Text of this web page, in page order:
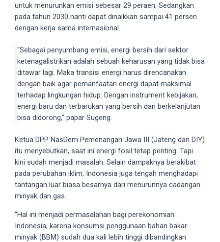
find
exclusive
porn
productions
ourselves.
around
categorized
sections
your
favorite
one:
untuk menurunkan emisi sebesar 29 peraen. Sedangkan
pada tahun 2030 nanti dapat dinaikkan sampai 41 persen
dengan kerja sama internasional.
“Sebagai penyumbang emisi, energi bersih dari sektor
ketenagalistrikan adalah sebuah keharusan yang tidak bisa
ditawar lagi. Maka transisi energi harus direncanakan
dengan baik agar pemanfaatan energi dapat maksimal
terhadap lingkungan hidup. Dengan instrument kebijakan,
energi baru dan terbarukan yang bersih dan berkelanjutan
bisa didorong,” papar Sugeng.
Ketua DPP NasDem Pemenangan Jawa III (Jateng dan DIY)
itu menyebutkan, saat ini energi fosil tetap penting. Tapi
kini sudah menjadi masalah. Selain dampaknya berakibat
pada perubahan iklim, Indonesia juga tengah menghadapi
tantangan luar biasa besarnya dari menurunnya cadangan
minyak dan gas.
“Hal ini menjadi permasalahan bagi perekonomian
Indonesia, karena konsumsi penggunaan bahan bakar
minyak (BBM) sudah dua kali lebih tinggi dibandingkan